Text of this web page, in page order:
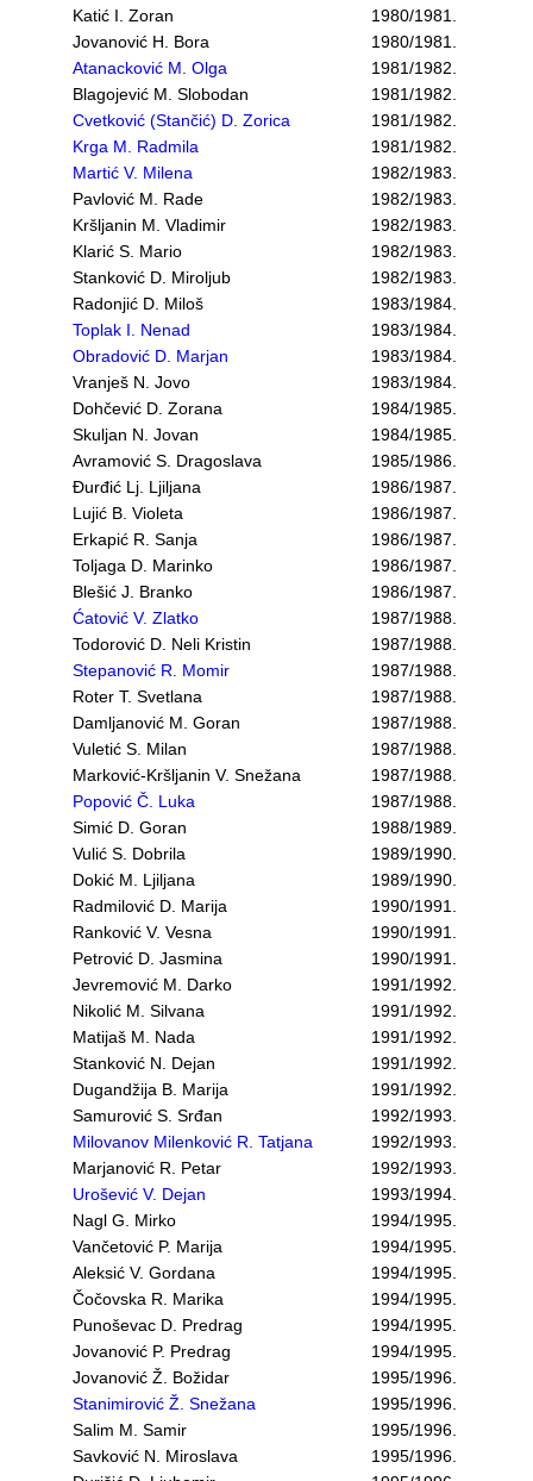
Katić I. Zoran
1980/1981.
Jovanović H. Bora
1980/1981.
Atanacković M. Olga
1981/1982.
Blagojević M. Slobodan
1981/1982.
Cvetković (Stančić) D. Zorica
1981/1982.
Krga M. Radmila
1981/1982.
Martić V. Milena
1982/1983.
Pavlović M. Rade
1982/1983.
Kršljanin M. Vladimir
1982/1983.
Klarić S. Mario
1982/1983.
Stanković D. Miroljub
1982/1983.
Radonjić D. Miloš
1983/1984.
Toplak I. Nenad
1983/1984.
Obradović D. Marjan
1983/1984.
Vranješ N. Jovo
1983/1984.
Dohčević D. Zorana
1984/1985.
Skuljan N. Jovan
1984/1985.
Avramović S. Dragoslava
1985/1986.
Đurđić Lj. Ljiljana
1986/1987.
Lujić B. Violeta
1986/1987.
Erkapić R. Sanja
1986/1987.
Toljaga D. Marinko
1986/1987.
Blešić J. Branko
1986/1987.
Ćatović V. Zlatko
1987/1988.
Todorović D. Neli Kristin
1987/1988.
Stepanović R. Momir
1987/1988.
Roter T. Svetlana
1987/1988.
Damljanović M. Goran
1987/1988.
Vuletić S. Milan
1987/1988.
Marković-Kršljanin V. Snežana
1987/1988.
Popović Č. Luka
1987/1988.
Simić D. Goran
1988/1989.
Vulić S. Dobrila
1989/1990.
Dokić M. Ljiljana
1989/1990.
Radmilović D. Marija
1990/1991.
Ranković V. Vesna
1990/1991.
Petrović D. Jasmina
1990/1991.
Jevremović M. Darko
1991/1992.
Nikolić M. Silvana
1991/1992.
Matijaš M. Nada
1991/1992.
Stanković N. Dejan
1991/1992.
Dugandžija B. Marija
1991/1992.
Samurović S. Srđan
1992/1993.
Milovanov Milenković R. Tatjana
1992/1993.
Marjanović R. Petar
1992/1993.
Urošević V. Dejan
1993/1994.
Nagl G. Mirko
1994/1995.
Vančetović P. Marija
1994/1995.
Aleksić V. Gordana
1994/1995.
Čočovska R. Marika
1994/1995.
Punoševac D. Predrag
1994/1995.
Jovanović P. Predrag
1994/1995.
Jovanović Ž. Božidar
1995/1996.
Stanimirović Ž. Snežana
1995/1996.
Salim M. Samir
1995/1996.
Savković N. Miroslava
1995/1996.